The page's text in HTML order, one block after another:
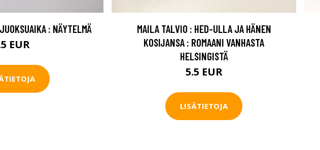
: NÄYTELMÄ
EUR
MAILA TALVIO : HED-ULLA JA HÄNEN
KOSIJANSA : ROMAANI VANHASTA
HELSINGISTÄ
5.5 EUR
LISÄTIETOJA